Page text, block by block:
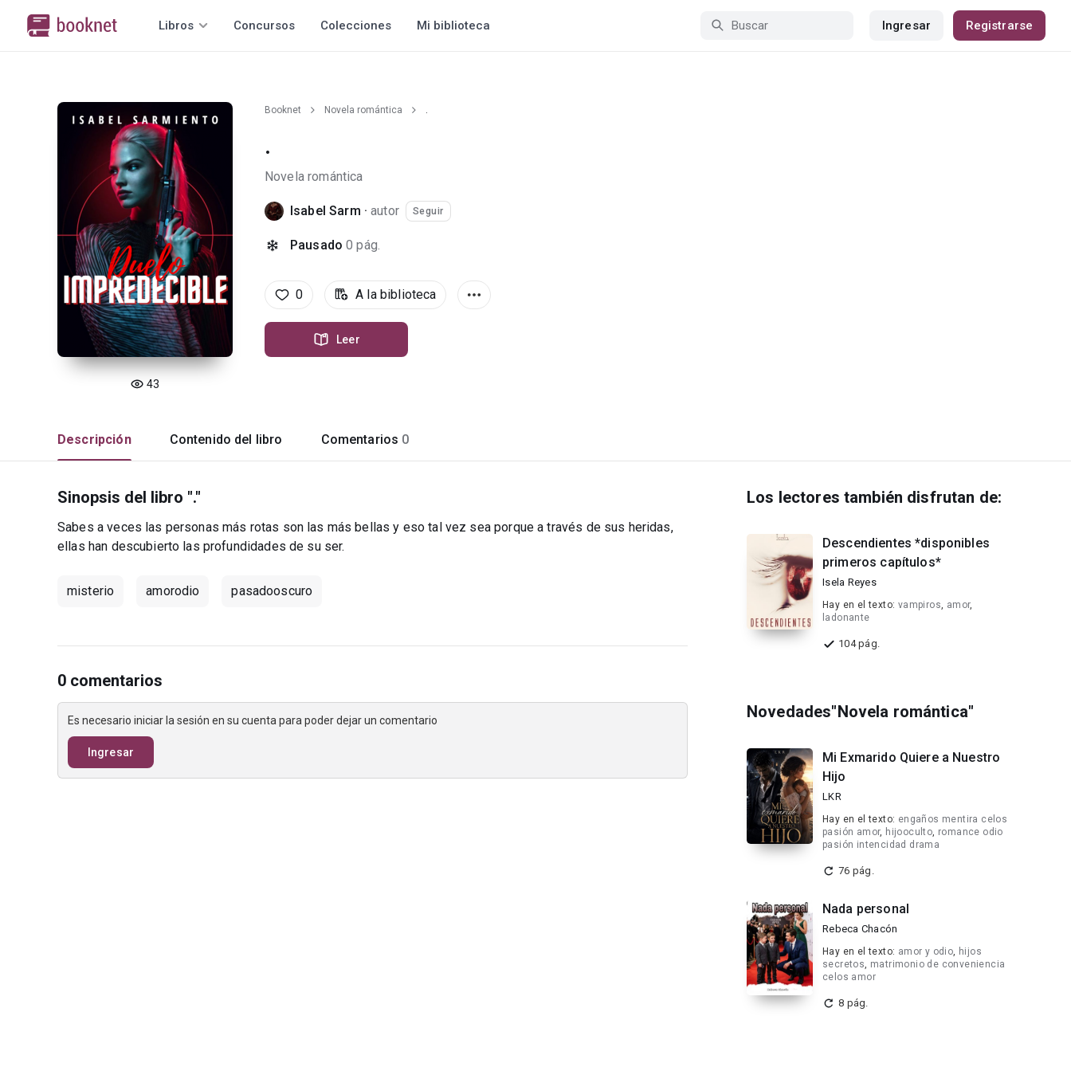
Libros Concursos Colecciones Mi biblioteca Ingresar Registrarse
43
Booknet Novela romántica .
.
Novela romántica
Isabel Sarm ·autor Seguir
Pausado 0 pág.
0 A la biblioteca
Leer
Descripción Contenido del libro Comentarios 0
Sinopsis del libro "."
Sabes a veces las personas más rotas son las más bellas y eso tal vez sea porque a través de sus heridas,
ellas han descubierto las profundidades de su ser.
misterio amorodio pasadooscuro
0 comentarios
Es necesario iniciar la sesión en su cuenta para poder dejar un comentario
Ingresar
Los lectores también disfrutan de:
Descendientes *disponibles
primeros capítulos*
Isela Reyes
Hay en el texto: vampiros, amor,
ladonante
104 pág.
Novedades"Novela romántica"
Mi Exmarido Quiere a Nuestro
Hijo
LKR
Hay en el texto: engaños mentira celos
pasión amor, hijooculto, romance odio
pasión intencidad drama
76 pág.
Nada personal
Rebeca Chacón
Hay en el texto: amor y odio, hijos
secretos, matrimonio de conveniencia
celos amor
8 pág.